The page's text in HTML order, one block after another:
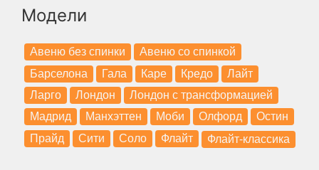
Модели
Авеню без спинки
Авеню со спинкой
Барселона
Гала Каре Кредо
Лайт
Ларго
Лондон
Лондон с трансформацией
Мадрид
Манхэттен Моби Олфорд
Остин
Прайд
Сити Соло Флайт Флайт-классика